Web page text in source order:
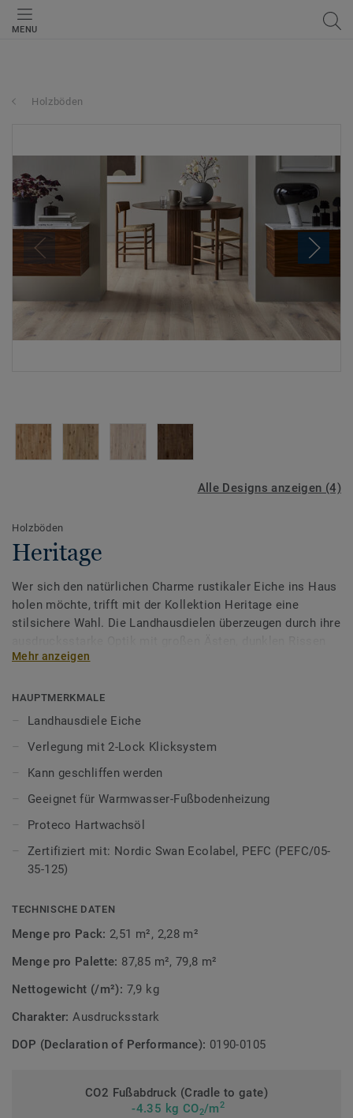
MENU
Holzböden
Alle Designs anzeigen (4)
Holzböden
Heritage
Wer sich den natürlichen Charme rustikaler Eiche ins Haus
holen möchte, trifft mit der Kollektion Heritage eine
stilsichere Wahl. Die Landhausdielen überzeugen durch ihre
und lebendigen Farbvariationen, die jedem Raum eine
werden die Dielen gebürstet und gebeizt. So kommt die
natürliche Maserung besonders schön zur Geltung. Die
Oberflächenbehandlung mit hochwertigem Hartwachsöl
schützt die Oberfläche und sorgt für eine angenehme
Haptik. Heritage verbindet zeitlose Ästhetik mit natürlicher
Eleganz – für Wohnräume mit Persönlichkeit.
Erfahren Sie mehr über Tarkett Holzböden.
Mehr anzeigen
HAUPTMERKMALE
Landhausdiele Eiche
Verlegung mit 2-Lock Klicksystem
Kann geschliffen werden
Geeignet für Warmwasser-Fußbodenheizung
Proteco Hartwachsöl
Zertifiziert mit: Nordic Swan Ecolabel, PEFC (PEFC/05-
35-125)
TECHNISCHE DATEN
Menge pro Pack: 2,51 m², 2,28 m²
Menge pro Palette: 87,85 m², 79,8 m²
Nettogewicht (/m²): 7,9 kg
Charakter:Ausdrucksstark
DOP (Declaration of Performance): 0190-0105
CO2 Fußabdruck (Cradle to gate)
-4.35 kg CO2/m2